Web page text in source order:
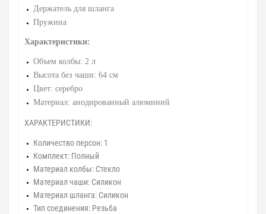
Держатель для шланга
Пружина
Характеристики:
Объем колбы: 2 л
Высота без чаши: 64 см
Цвет: серебро
Материал: анодированный алюминий
ХАРАКТЕРИСТИКИ:
Количество персон: 1
Комплект: Полный
Материал колбы: Стекло
Материал чаши: Силикон
Материал шланга: Силикон
Тип соединения: Резьба